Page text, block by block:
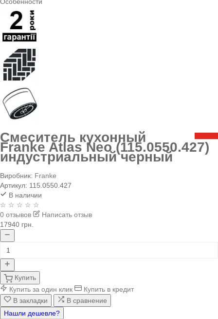
Смеситель кухонный
Franke Atlas Neo (115.0550.427)
индустриальный черный
Виробник: Franke
Артикул: 115.0550.427
В наличии
☆ ☆ ☆ ☆ ☆
0 отзывов
Написать отзыв
17940 грн.
Купить
Купить за один клик
Купить в кредит
В закладки
В сравнение
Нашли дешевле?